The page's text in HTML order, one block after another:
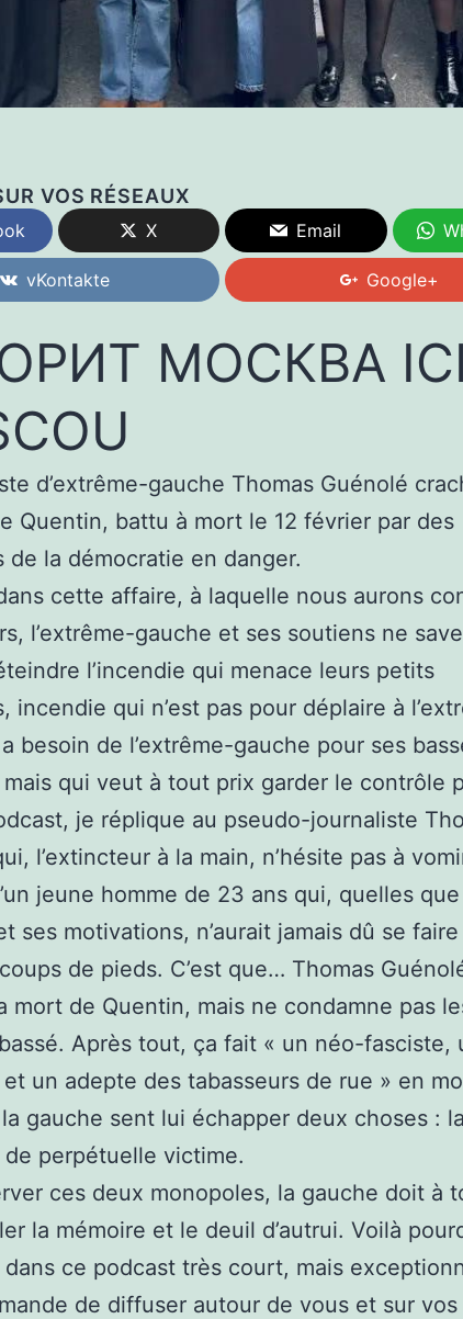
VOS RÉSEAUX
X Email
vKontakte Google+
МОСКВА ICI
d’extrême-gauche Thomas Guénolé
Quentin, battu à mort le 12 février par des
de la démocratie en danger.
cette affaire, à laquelle nous aurons
l’extrême-gauche et ses soutiens ne
l’incendie qui menace leurs petits
incendie qui n’est pas pour déplaire à
besoin de l’extrême-gauche pour ses
qui veut à tout prix garder le contrôle
je réplique au pseudo-journaliste
l’extincteur à la main, n’hésite pas à
jeune homme de 23 ans qui, quelles
ses motivations, n’aurait jamais dû se
de pieds. C’est que… Thomas
mort de Quentin, mais ne condamne pas
Après tout, ça fait « un néo-fasciste,
un adepte des tabasseurs de rue » en
gauche sent lui échapper deux choses :
de perpétuelle victime.
ces deux monopoles, la gauche doit à
la mémoire et le deuil d’autrui. Voilà
ce podcast très court, mais
de diffuser autour de vous et sur vos